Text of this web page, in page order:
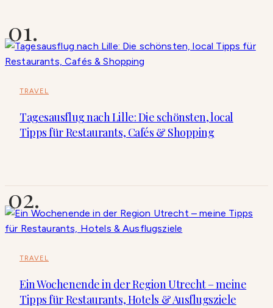
TRAVEL
Tagesausflug nach Lille: Die schönsten, local
Tipps für Restaurants, Cafés & Shopping
TRAVEL
Ein Wochenende in der Region Utrecht – meine
Tipps für Restaurants, Hotels & Ausflugsziele